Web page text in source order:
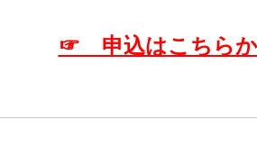
☞ 申込はこちら